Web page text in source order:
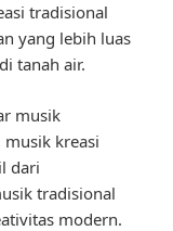
tradisional
yang lebih luas
tanah air.
musik
kreasi
dari
tradisional
modern.